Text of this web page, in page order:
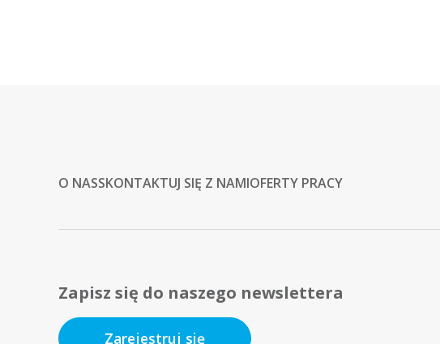
O NASSKONTAKTUJ SIĘ Z NAMIOFERTY PRACY
Zapisz się do naszego newslettera
Zarejestruj się